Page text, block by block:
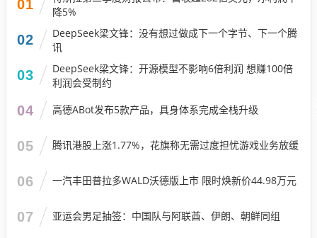
01
降5%
02
DeepSeek梁文锋：没有想过做成下一个字节、下一个腾
讯
03
DeepSeek梁文锋：开源模型不影响6倍利润 想赚100倍
利润会受制约
04 高德ABot发布5款产品，具身体系完成全栈升级
05 腾讯港股上涨1.77%，花旗称无需过度担忧游戏业务放缓
06 一汽丰田普拉多WALD沃德版上市 限时焕新价44.98万元
07 亚运会男足抽签：中国队与阿联酋、伊朗、朝鲜同组